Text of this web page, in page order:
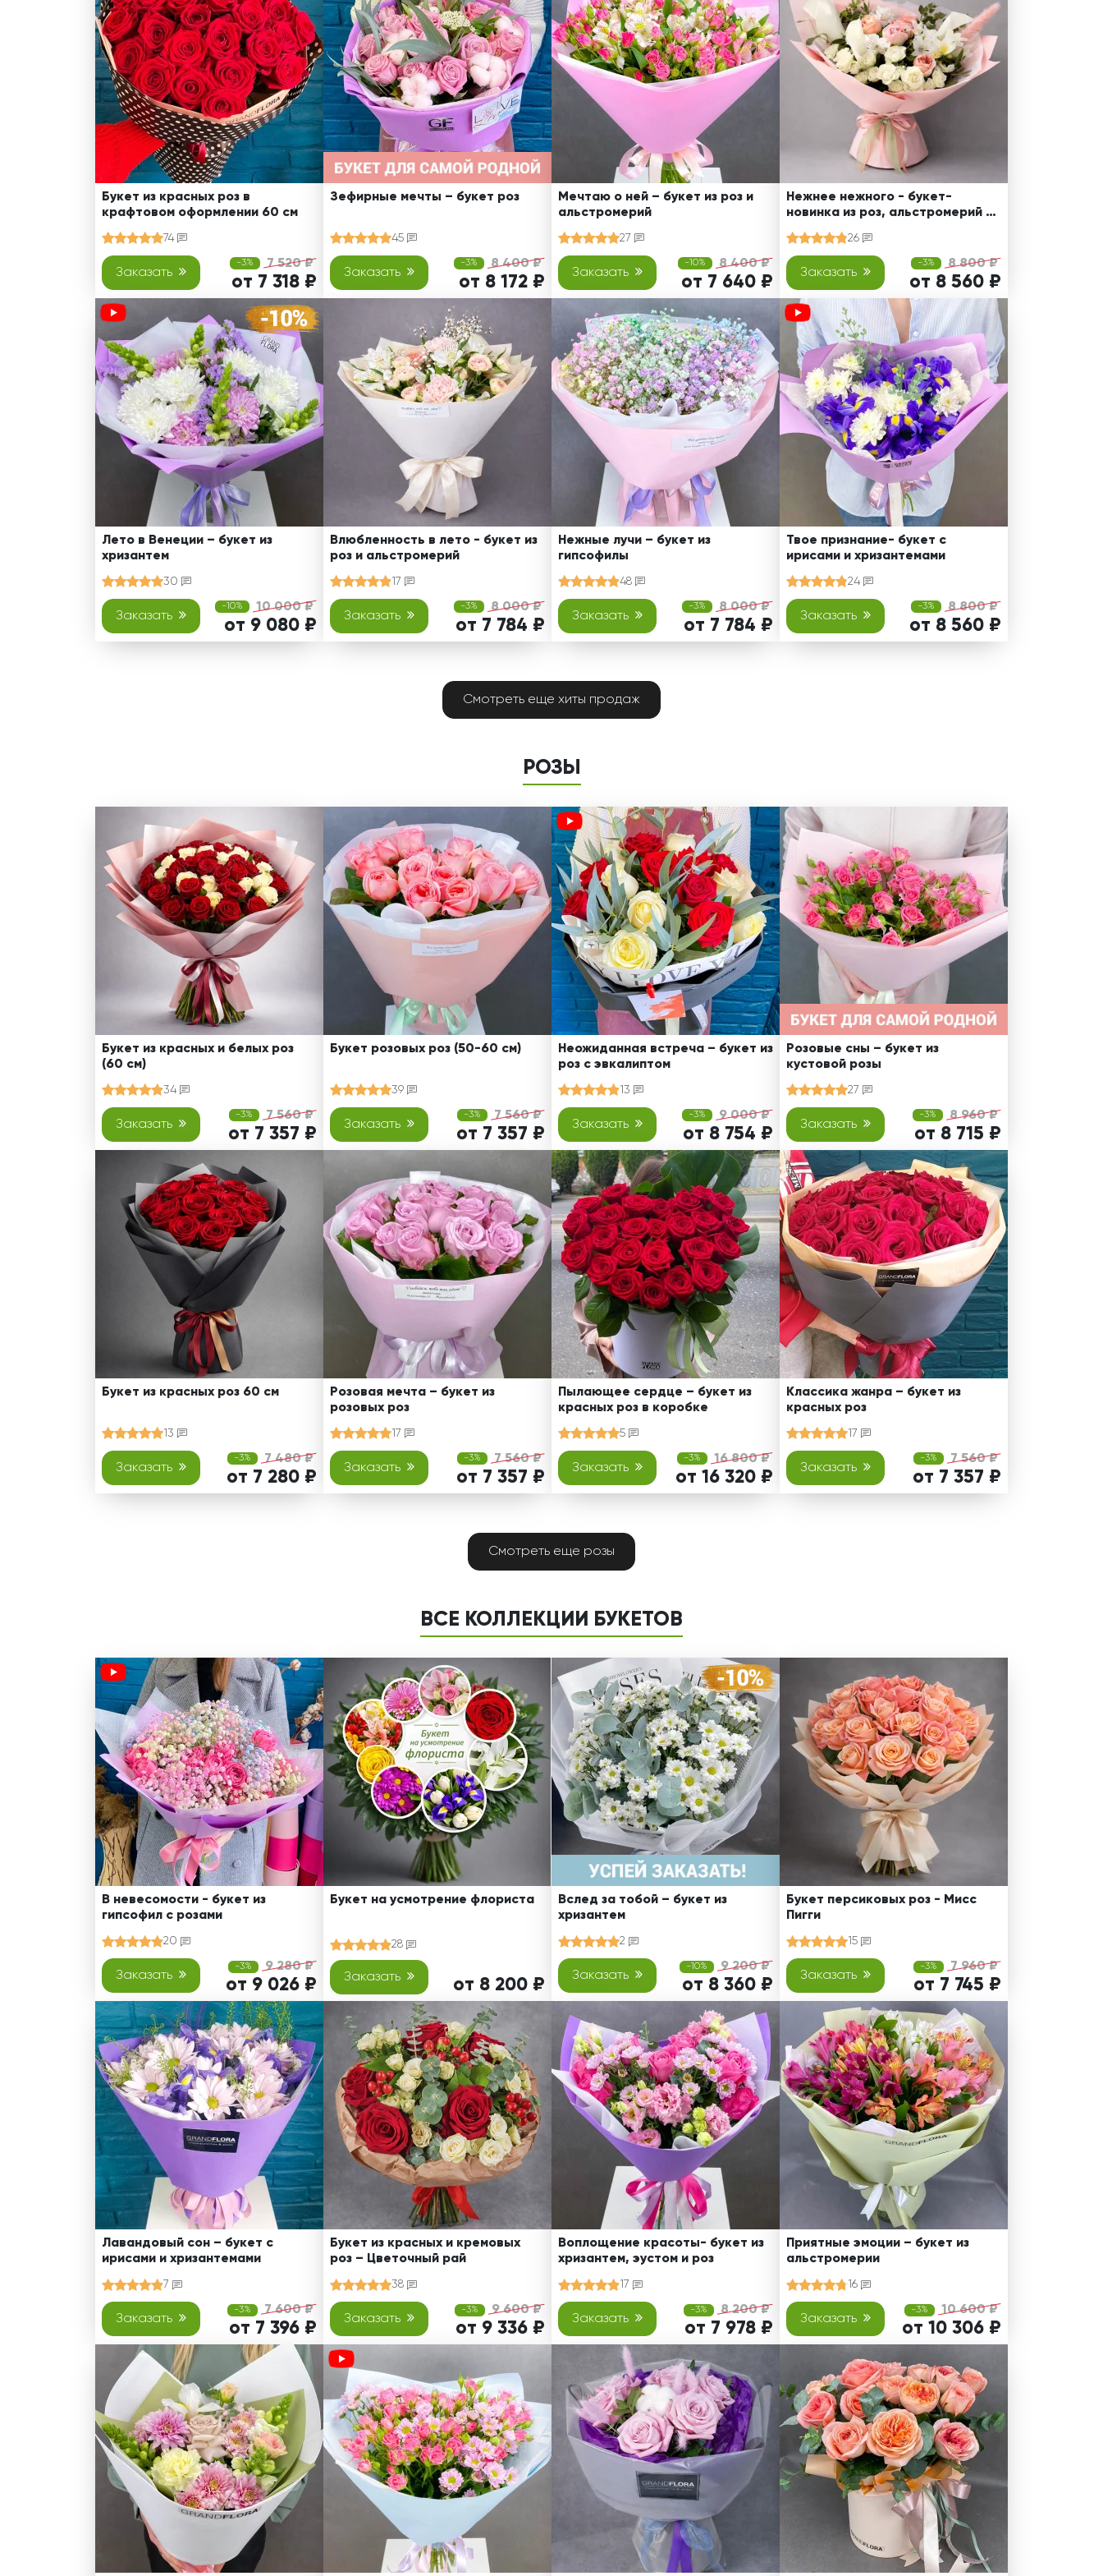
Розы поштучно
5 роз
7 роз
11 роз
15 роз
25 роз
51 роза
101 роза
Розы Гран-При
Корзины с розами
Кустовые розы
Миксы из роз
Сердца из роз
Монобукеты
Разноцветные
Эксклюзивные букеты
Смешанные
Хризантемы
Эустома
Свадьба
Свидание
Спасибо!
Юбилей
Подруге
Сестре
Брату
Врачу
Коллеге
Бабушке
Дедушке
Букет из красных роз в
крафтовом оформлении 60 см
74
Заказать
-3% 7 520 ₽
от 7 318 ₽
Зефирные мечты – букет роз
45
Заказать
-3% 8 400 ₽
от 8 172 ₽
Мечтаю о ней – букет из роз и
альстромерий
27
Заказать
-10% 8 400 ₽
от 7 640 ₽
Нежнее нежного - букет-
новинка из роз, альстромерий и
26
Заказать
-3% 8 800 ₽
от 8 560 ₽
Лето в Венеции – букет из
хризантем
30
Заказать
-10% 10 000 ₽
от 9 080 ₽
Влюбленность в лето - букет из
роз и альстромерий
17
Заказать
-3% 8 000 ₽
от 7 784 ₽
Нежные лучи – букет из
гипсофилы
48
Заказать
-3% 8 000 ₽
от 7 784 ₽
Твое признание- букет с
ирисами и хризантемами
24
Заказать
-3% 8 800 ₽
от 8 560 ₽
Смотреть еще хиты продаж
РОЗЫ
Букет из красных и белых роз
(60 см)
34
Заказать
-3% 7 560 ₽
от 7 357 ₽
Букет розовых роз (50-60 см)
39
Заказать
-3% 7 560 ₽
от 7 357 ₽
Неожиданная встреча – букет из
роз с эвкалиптом
13
Заказать
-3% 9 000 ₽
от 8 754 ₽
Розовые сны – букет из
кустовой розы
27
Заказать
-3% 8 960 ₽
от 8 715 ₽
Букет из красных роз 60 см
13
Заказать
-3% 7 480 ₽
от 7 280 ₽
Розовая мечта – букет из
розовых роз
17
Заказать
-3% 7 560 ₽
от 7 357 ₽
Пылающее сердце – букет из
красных роз в коробке
5
Заказать
-3% 16 800 ₽
от 16 320 ₽
Классика жанра – букет из
красных роз
17
Заказать
-3% 7 560 ₽
от 7 357 ₽
Смотреть еще розы
ВСЕ КОЛЛЕКЦИИ БУКЕТОВ
В невесомости - букет из
гипсофил с розами
20
Заказать
-3% 9 280 ₽
от 9 026 ₽
Букет на усмотрение флориста
28
Заказать от 8 200 ₽
Вслед за тобой – букет из
хризантем
2
Заказать
-10% 9 200 ₽
от 8 360 ₽
Букет персиковых роз - Мисс
Пигги
15
Заказать
-3% 7 960 ₽
от 7 745 ₽
Лавандовый сон – букет с
ирисами и хризантемами
7
Заказать
-3% 7 600 ₽
от 7 396 ₽
Букет из красных и кремовых
роз – Цветочный рай
38
Заказать
-3% 9 600 ₽
от 9 336 ₽
Воплощение красоты- букет из
хризантем, эустом и роз
17
Заказать
-3% 8 200 ₽
от 7 978 ₽
Приятные эмоции – букет из
альстромерии
16
Заказать
-3% 10 600 ₽
от 10 306 ₽